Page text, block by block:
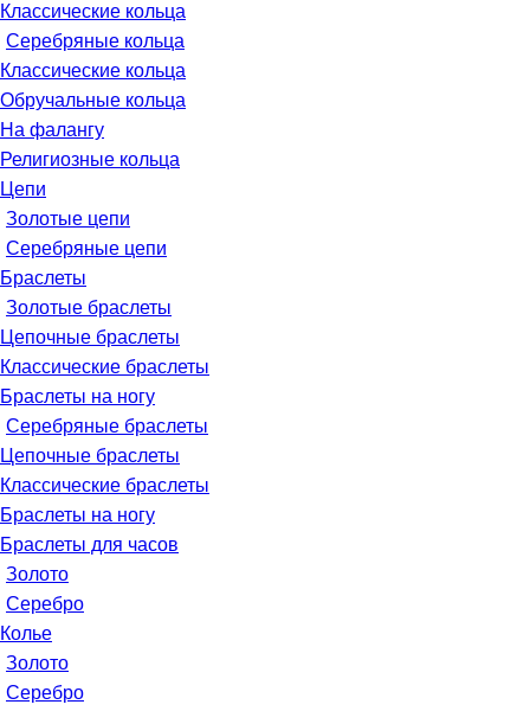
Классические кольца
Серебряные кольца
Классические кольца
Обручальные кольца
На фалангу
Религиозные кольца
Цепи
Золотые цепи
Серебряные цепи
Браслеты
Золотые браслеты
Цепочные браслеты
Классические браслеты
Браслеты на ногу
Серебряные браслеты
Цепочные браслеты
Классические браслеты
Браслеты на ногу
Браслеты для часов
Золото
Серебро
Колье
Золото
Серебро